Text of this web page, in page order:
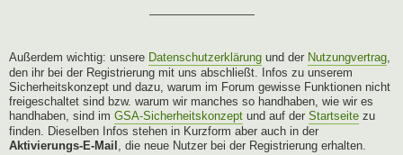
—————————
Außerdem wichtig: unsere Datenschutzerklärung und der Nutzungvertrag,
den ihr bei der Registrierung mit uns abschließt. Infos zu unserem
Sicherheitskonzept und dazu, warum im Forum gewisse Funktionen nicht
freigeschaltet sind bzw. warum wir manches so handhaben, wie wir es
handhaben, sind im GSA-Sicherheitskonzept und auf der Startseite zu
finden. Dieselben Infos stehen in Kurzform aber auch in der
Aktivierungs-E-Mail , die neue Nutzer bei der Registrierung erhalten.